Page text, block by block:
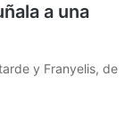
a una
y Franyelis, de